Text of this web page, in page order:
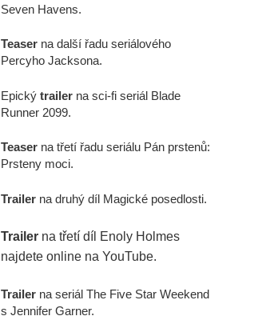
Seven Havens.
Teaser na další řadu seriálového
Percyho Jacksona.
Epický trailer na sci-fi seriál Blade
Runner 2099.
Teaser na třetí řadu seriálu Pán prstenů:
Prsteny moci.
Trailer na druhý díl Magické posedlosti.
Trailer na třetí díl Enoly Holmes
najdete online na YouTube.
Trailer na seriál The Five Star Weekend
s Jennifer Garner.